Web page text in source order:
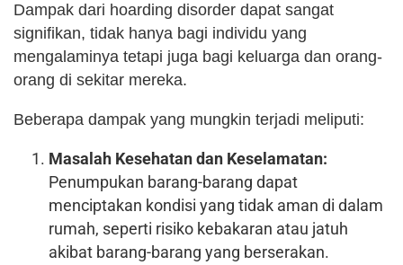
Dampak dari hoarding disorder dapat sangat
signifikan, tidak hanya bagi individu yang
mengalaminya tetapi juga bagi keluarga dan orang-
orang di sekitar mereka.
Beberapa dampak yang mungkin terjadi meliputi:
Masalah Kesehatan dan Keselamatan:
Penumpukan barang-barang dapat
menciptakan kondisi yang tidak aman di dalam
rumah, seperti risiko kebakaran atau jatuh
akibat barang-barang yang berserakan.